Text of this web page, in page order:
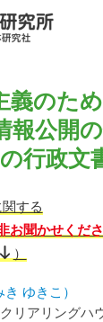
義のた
公開
行政
する
お聞かせくだ
）
ゆきこ）
リアリングハ